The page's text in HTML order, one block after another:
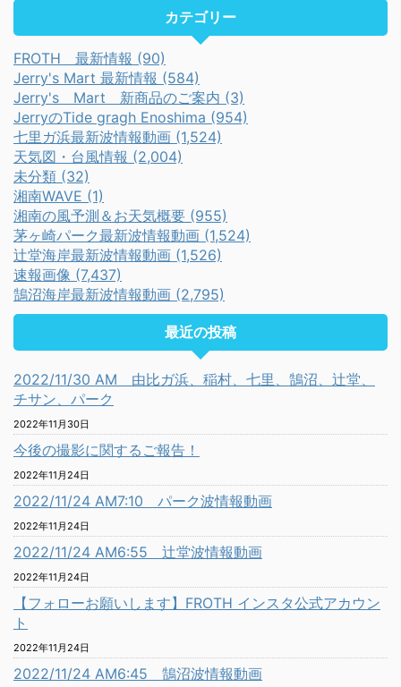
カテゴリー
FROTH 最新情報 (90)
Jerry's Mart 最新情報 (584)
Jerry's Mart 新商品のご案内 (3)
JerryのTide gragh Enoshima (954)
七里ガ浜最新波情報動画 (1,524)
天気図・台風情報 (2,004)
未分類 (32)
湘南WAVE (1)
湘南の風予測＆お天気概要 (955)
茅ヶ崎パーク最新波情報動画 (1,524)
辻堂海岸最新波情報動画 (1,526)
速報画像 (7,437)
鵠沼海岸最新波情報動画 (2,795)
最近の投稿
2022/11/30 AM 由比ガ浜、稲村、七里、鵠沼、辻堂、
チサン、パーク
2022年11月30日
今後の撮影に関するご報告！
2022年11月24日
2022/11/24 AM7:10 パーク波情報動画
2022年11月24日
2022/11/24 AM6:55 辻堂波情報動画
2022年11月24日
【フォローお願いします】FROTH インスタ公式アカウン
ト
2022年11月24日
2022/11/24 AM6:45 鵠沼波情報動画